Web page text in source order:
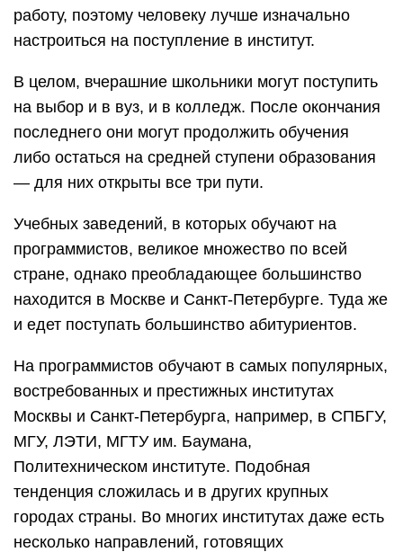
работу, поэтому человеку лучше изначально
настроиться на поступление в институт.
В целом, вчерашние школьники могут поступить
на выбор и в вуз, и в колледж. После окончания
последнего они могут продолжить обучения
либо остаться на средней ступени образования
— для них открыты все три пути.
Учебных заведений, в которых обучают на
программистов, великое множество по всей
стране, однако преобладающее большинство
находится в Москве и Санкт-Петербурге. Туда же
и едет поступать большинство абитуриентов.
На программистов обучают в самых популярных,
востребованных и престижных институтах
Москвы и Санкт-Петербурга, например, в СПБГУ,
МГУ, ЛЭТИ, МГТУ им. Баумана,
Политехническом институте. Подобная
тенденция сложилась и в других крупных
городах страны. Во многих институтах даже есть
несколько направлений, готовящих